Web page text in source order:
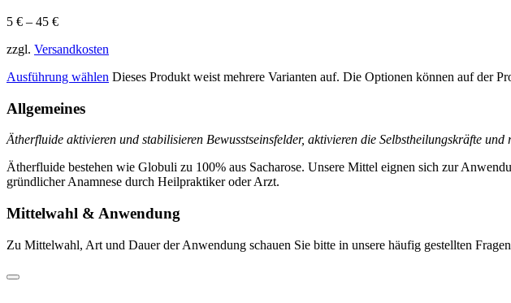
5 € – 45 €
zzgl. Versandkosten
Ausführung wählen Dieses Produkt weist mehrere Varianten auf. Die Optionen können auf der
Allgemeines
Ätherfluide aktivieren und stabilisieren Bewusstseinsfelder, aktivieren die Selbstheilungskräfte
Ätherfluide bestehen wie Globuli zu 100% aus Sacharose. Unsere Mittel eignen sich zur
gründlicher Anamnese durch Heilpraktiker oder Arzt.
Mittelwahl & Anwendung
Zu Mittelwahl, Art und Dauer der Anwendung schauen Sie bitte in unsere häufig gestellten